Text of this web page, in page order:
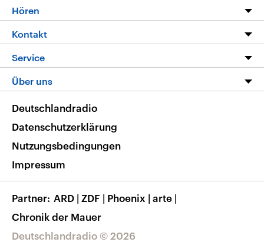
Programm
Die Nachrichten
Nachrichtenleicht
Neue Beiträge auf dlf.de
Hören
Livestream
Podcasts
Deutschlandfunk App
Nachrichten App
Frequenzen
Kontakt
Hörerservice
Service
FAQ
Veranstaltungen
Musikliste
RSS
Über uns
Barrierefreiheit
Deutschlandradio © 2026
Deutschlandradio
Datenschutzerklärung
Nutzungsbedingungen
Impressum
Partner ARD | ZDF | Phoenix | arte |
Chronik der Mauer